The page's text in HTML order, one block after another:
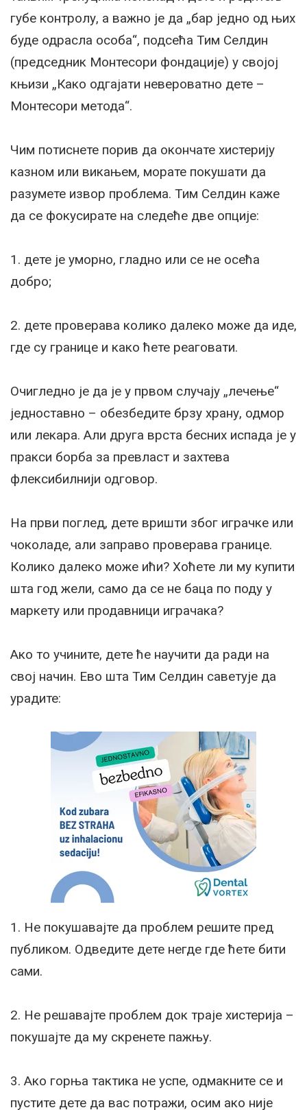
губе контролу, а важно је да „бар једно од њих
буде одрасла особа“, подсећа Тим Селдин
(председник Монтесори фондације) у својој
књизи „Како одгајати невероватно дете –
Монтесори метода“.
Чим потиснете порив да окончате хистерију
казном или викањем, морате покушати да
разумете извор проблема. Тим Селдин каже
да се фокусирате на следеће две опције:
1. дете је уморно, гладно или се не осећа
добро;
2. дете проверава колико далеко може да иде,
где су границе и како ћете реаговати.
Очигледно је да је у првом случају „лечење“
једноставно – обезбедите брзу храну, одмор
или лекара. Али друга врста бесних испада је у
пракси борба за превласт и захтева
флексибилнији одговор.
На први поглед, дете вришти због играчке или
чоколаде, али заправо проверава границе.
Колико далеко може ићи? Хоћете ли му купити
шта год жели, само да се не баца по поду у
маркету или продавници играчака?
Ако то учините, дете ће научити да ради на
свој начин. Ево шта Тим Селдин саветује да
урадите:
1. Не покушавајте да проблем решите пред
публиком. Одведите дете негде где ћете бити
сами.
2. Не решавајте проблем док траје хистерија –
покушајте да му скренете пажњу.
3. Ако горња тактика не успе, одмакните се и
пустите дете да вас потражи, осим ако није